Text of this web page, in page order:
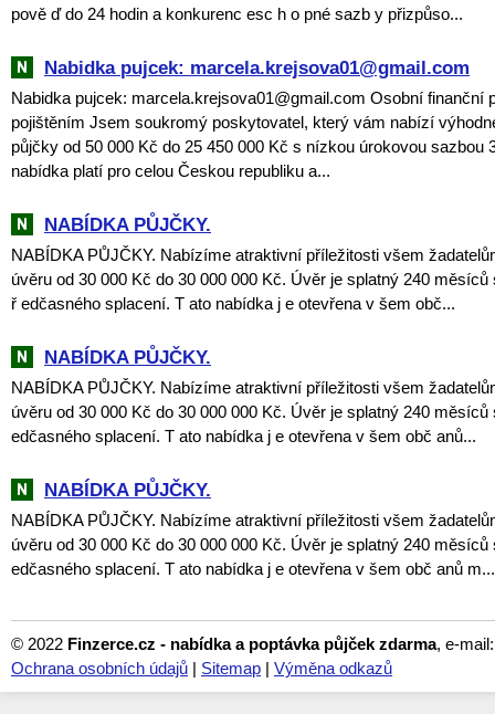
pově ď do 24 hodin a konkurenc esc h o pné sazb y přizpůso...
Nabidka pujcek: marcela.krejsova01@gmail.com
Nabidka pujcek: marcela.krejsova01@gmail.com Osobní finanční
pojištěním Jsem soukromý poskytovatel, který vám nabízí
půjčky od 50 000 Kč do 25 450 000 Kč s nízkou úrokovou sazbou
nabídka platí pro celou Českou republiku a...
NABÍDKA PŮJČKY.
NABÍDKA PŮJČKY. Nabízíme atraktivní příležitosti všem
úvěru od 30 000 Kč do 30 000 000 Kč. Úvěr je splatný 240
ř edčasného splacení. T ato nabídka j e otevřena v šem obč...
NABÍDKA PŮJČKY.
NABÍDKA PŮJČKY. Nabízíme atraktivní příležitosti všem
úvěru od 30 000 Kč do 30 000 000 Kč. Úvěr je splatný 240
edčasného splacení. T ato nabídka j e otevřena v šem obč anů...
NABÍDKA PŮJČKY.
NABÍDKA PŮJČKY. Nabízíme atraktivní příležitosti všem
úvěru od 30 000 Kč do 30 000 000 Kč. Úvěr je splatný 240
edčasného splacení. T ato nabídka j e otevřena v šem obč anů m...
© 2022 Finzerce.cz - nabídka a poptávka půjček zdarma, e-
Ochrana osobních údajů | Sitemap | Výměna odkazů